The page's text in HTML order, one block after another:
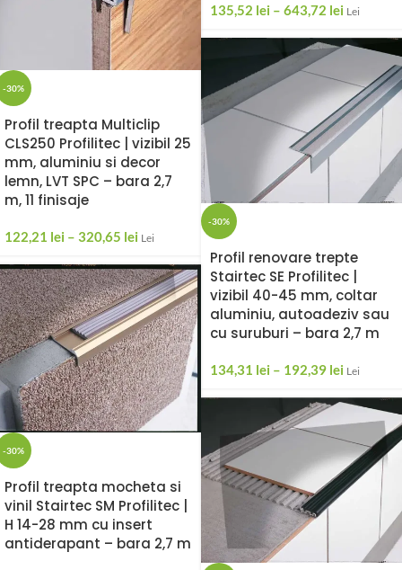
135,52 lei – 643,72 lei Lei
-30%
Profil treapta Multiclip
CLS250 Profilitec | vizibil 25
mm, aluminiu si decor
lemn, LVT SPC – bara 2,7
m, 11 finisaje
122,21 lei – 320,65 lei Lei
-30%
Profil renovare trepte
Stairtec SE Profilitec |
vizibil 40-45 mm, coltar
aluminiu, autoadeziv sau
cu suruburi – bara 2,7 m
134,31 lei – 192,39 lei Lei
-30%
Profil treapta mocheta si
vinil Stairtec SM Profilitec |
H 14-28 mm cu insert
antiderapant – bara 2,7 m